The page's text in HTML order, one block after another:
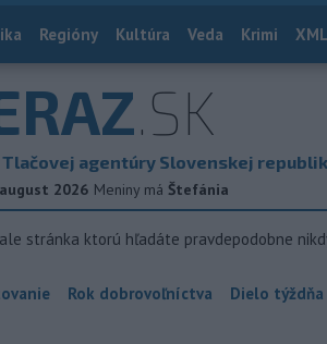
Regióny Kultúra Veda Krimi
.SK
agentúry Slovenskej
august 2026 Meniny má Štefánia
stránka ktorú hľadáte pravdepodobne
Rok dobrovoľníctva Dielo týždňa